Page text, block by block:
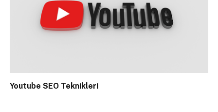
Youtube SEO Teknikleri